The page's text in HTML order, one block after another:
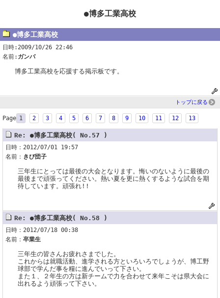
●博多工業高校
●博多工業高校
日時:2009/10/26 22:46
名前: ガンバ
博多工業高校を応援する掲示板です。
トップに戻る
Page 1 2 3 4 5 6 7 8 9 10 11 12 13
Re: ●博多工業高校( No.57 )
日時：2012/07/01 19:57
名前： きび団子
三年生にとっては最後の大会となります。悔いのないように最後の
最後まで頑張ってください。熱い夏を更に熱くするような試合を期
待しています。頑張れ!!
Re: ●博多工業高校( No.58 )
日時：2012/07/18 00:38
名前： 卒業生
三年生の皆さんお疲れさまでした。
これからは就職活動、進学される方といろいろでしょうが、博工野
球部で学んだ事を糧に進んでいって下さい。
また１、２年生の方は新チームで力を合わせて来年こそは県大会に
出れるよう頑張って下さい。